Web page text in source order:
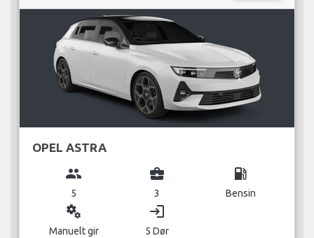
OPEL ASTRA
group
5
business_center
3
local_gas_station
Bensin
miscellaneous_services
Manuelt gir
login
5 Dør